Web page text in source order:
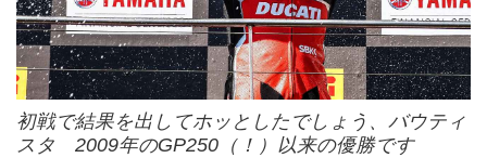
初戦で結果を出してホッとしたでしょう、バウティ
スタ 2009年のGP250（！）以来の優勝です